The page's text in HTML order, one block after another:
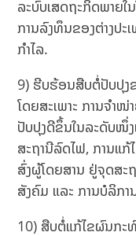
ລະບົບເສດຖະກິດພາຍ
ການລົງທຶນຂອງຕ່າງປະ
ກໍາໄລ.
9) ຮີບຮ້ອນສືບຕໍ່ປັບປຸງ
ໂດຍສະເພາະ ການຈໍາ
ປັບປຸງດີຂຶ້ນໃນລະດັບໜຶ່
ສະຖານີລົດໄຟ, ການແ
ສົ່ງຜູ້ໂດຍສານ ຢູ່ຈຸດສະ
ສັງຄົມ ແລະ ການບໍລິກ
10) ສືບຕໍ່ແກ້ໄຂຜົນກະ